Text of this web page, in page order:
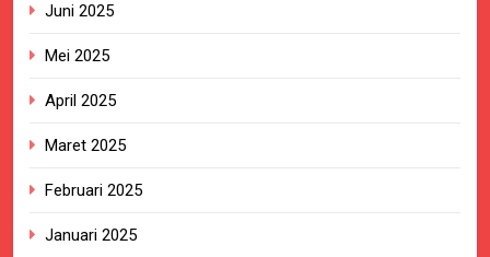
Juni 2025
Mei 2025
April 2025
Maret 2025
Februari 2025
Januari 2025